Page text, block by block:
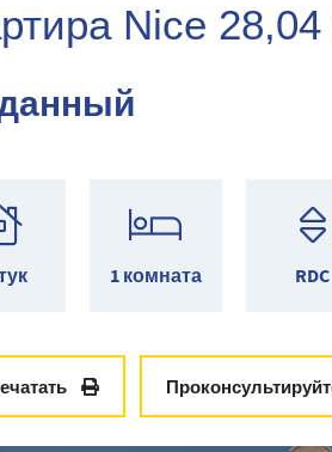
Nice 28,04
1 комната RDC